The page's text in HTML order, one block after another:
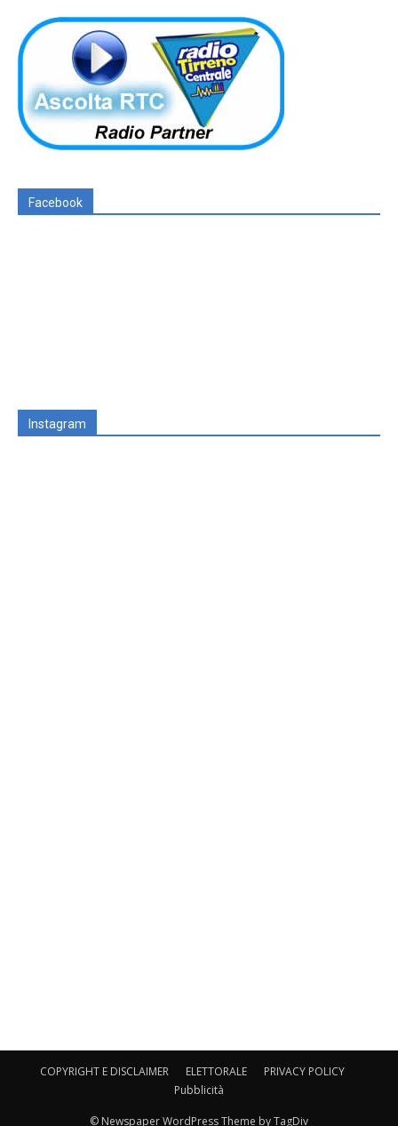
Facebook
Instagram
COPYRIGHT E DISCLAIMER ELETTORALE
PRIVACY POLICY
Pubblicità
© Newspaper WordPress Theme by TagDiv